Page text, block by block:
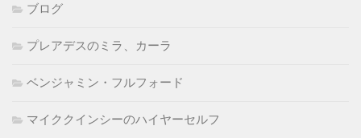
ブログ
プレアデスのミラ、カーラ
ベンジャミン・フルフォード
マイククインシーのハイヤーセルフ